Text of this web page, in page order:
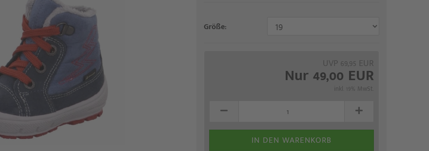
Größe:
UVP 69,95 EUR
Nur 49,00 EUR
inkl. 19% MwSt.